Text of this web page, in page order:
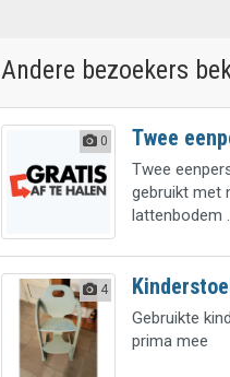
Andere bezoekers
0 Twee
Twee
gebruikt met
lattenbodem
4
Gebruikte
prima mee